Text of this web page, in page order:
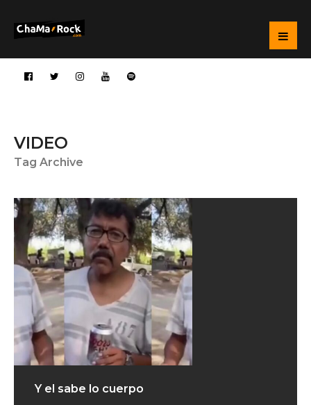
VIDEO
Tag Archive
Y el sabe lo cuerpo